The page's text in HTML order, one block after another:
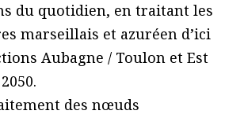
du quotidien, en traitant les
marseillais et azuréen d’ici
Aubagne / Toulon et Est
des nœuds